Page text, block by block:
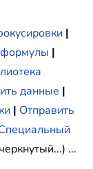
|
формулы |
данные |
| Отправить
...